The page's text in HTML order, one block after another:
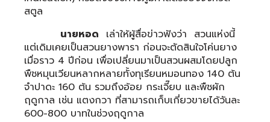
สตูล
นายหอด เล่าให้ผู้สื่อข่าวฟังว่า สวนแห่งนี้
แต่เดิมเคยเป็นสวนยางพารา ก่อนจะตัดสินใจโค่นยาง
เมื่อราว 4 ปีก่อน เพื่อเปลี่ยนมาเป็นสวนผสมโดยปลูก
พืชหมุนเวียนหลากหลายทั้งทุเรียนหมอนทอง 140 ต้น
จำปาดะ 160 ต้น รวมถึงอ้อย กระเจี๊ยบ และพืชผัก
ฤดูกาล เช่น แตงกวา ที่สามารถเก็บเกี่ยวขายได้วันละ
600-800 บาทในช่วงฤดูกาล